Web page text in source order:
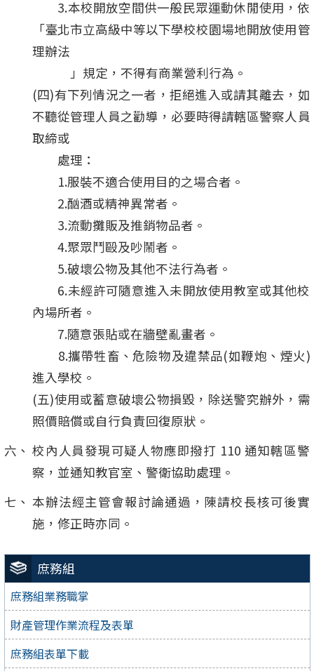
庶務組
庶務組業務職掌
財產管理作業流程及表單
庶務組表單下載
3.本校開放空間供一般民眾運動休閒使用，依
「臺北市立高級中等以下學校校園場地開放使用管
理辦法
」規定，不得有商業營利行為。
(四)有下列情況之一者，拒絕進入或請其離去，如
不聽從管理人員之勸導，必要時得請轄區警察人員
取締或
處理：
1.服裝不適合使用目的之場合者。
2.酗酒或精神異常者。
3.流動攤販及推銷物品者。
4.聚眾鬥毆及吵鬧者。
5.破壞公物及其他不法行為者。
6.未經許可隨意進入未開放使用教室或其他校
內場所者。
7.隨意張貼或在牆壁亂畫者。
8.攜帶牲畜、危險物及違禁品(如鞭炮、煙火)
進入學校。
(五)使用或蓄意破壞公物損毀，除送警究辦外，需
照價賠償或自行負責回復原狀。
校內人員發現可疑人物應即撥打 110 通知轄區警
察，並通知教官室、警衛協助處理。
本辦法經主管會報討論通過，陳請校長核可後實
施，修正時亦同。